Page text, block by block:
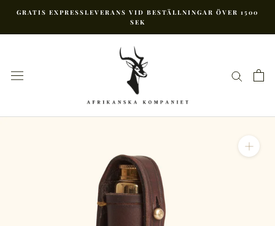
innehåll
GRATIS EXPRESSLEVERANS VID BESTÄLLNINGAR ÖVER 1500
SEK